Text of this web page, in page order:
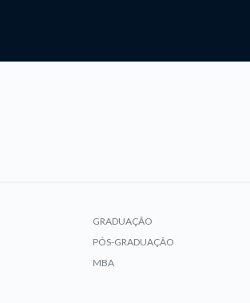
GRADUAÇÃO
PÓS-GRADUAÇÃO
MBA